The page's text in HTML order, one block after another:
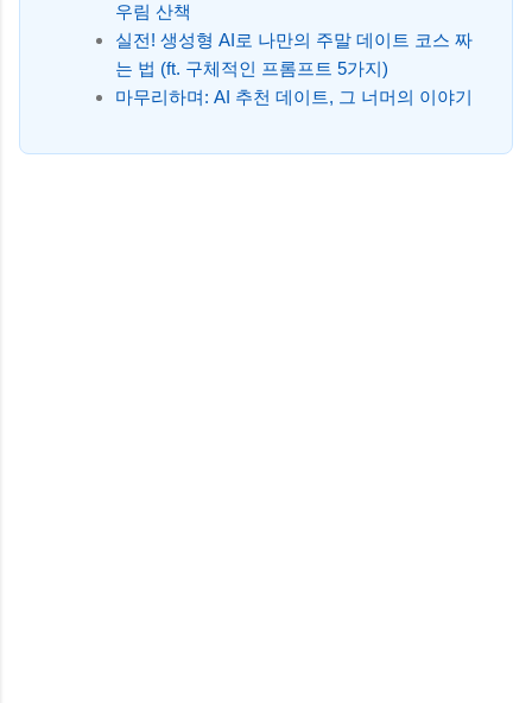
우림 산책
실전! 생성형 AI로 나만의 주말 데이트 코스 짜
는 법 (ft. 구체적인 프롬프트 5가지)
마무리하며: AI 추천 데이트, 그 너머의 이야기